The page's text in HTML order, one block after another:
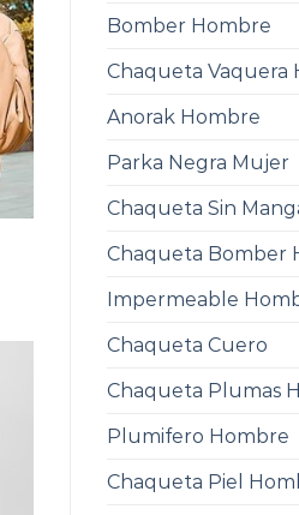
Bomber Hombre
Chaqueta Vaquera
Anorak Hombre
Parka Negra Mujer
Chaqueta Sin
Chaqueta Bomber
Impermeable
Chaqueta Cuero
Chaqueta Plumas
Plumifero Hombre
Chaqueta Piel